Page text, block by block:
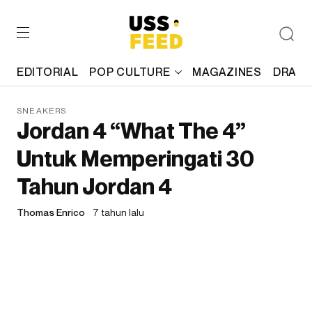
EDITORIAL POP CULTURE MAGAZINES
SNEAKERS
Jordan 4 “What The 4”
Untuk Memperingati 30
Tahun Jordan 4
Thomas Enrico 7 tahun lalu